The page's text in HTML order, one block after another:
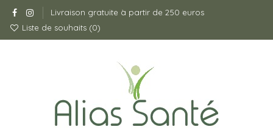
Livraison gratuite à partir de 250 euros
Liste de souhaits (0)